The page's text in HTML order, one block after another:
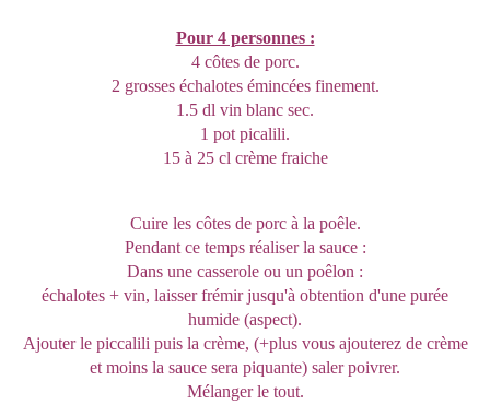
Pour 4 personnes :
4 côtes de porc.
2 grosses échalotes émincées finement.
1.5 dl vin blanc sec.
1 pot picalili.
15 à 25 cl crème fraiche
Cuire les côtes de porc à la poêle.
Pendant ce temps réaliser la sauce :
Dans une casserole ou un poêlon :
échalotes + vin, laisser frémir jusqu'à obtention d'une purée
humide (aspect).
Ajouter le piccalili puis la crème, (+plus vous ajouterez de crème
et moins la sauce sera piquante) saler poivrer.
Mélanger le tout.